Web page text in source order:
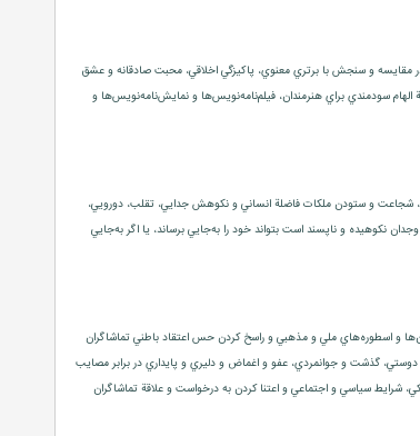
و سنجش با برتري معنوي، پاكيزگي اخلاقي، محبت صادقانه و عشق
سودمندي براي هنرمندان، فيلم‌نامه‌نويس‌ها و نمايش‌نامه‌نويس‌ها و
شجاعت و ستودن ملكات فاضلة انساني و نكوهش جدايي، تقلب، دورويي،
نكوهيده و ناپسند است بتواند خود را به‌جايي برساند، يا اگر به‌جايي
و اسطوره‌هاي ملي و مذهبي و راسخ كردن حس اعتقاد باطني تماشاگران
گذشت و جوانمردي، عفو و اغماض و دليري و پايداري در برابر مصايب
شرايط سياسي و اجتماعي و اعتنا كردن به درخواست و علاقة تماشاگران